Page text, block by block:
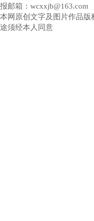
报邮箱：wcxxjb@163.com
本网原创文字及图片作品
途须经本人同意